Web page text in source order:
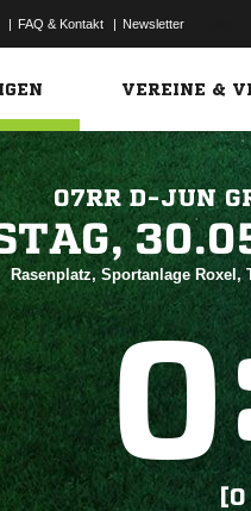
| FAQ & Kontakt | Newsletter
VEREINE &
07RR D-JUN
Rasenplatz, Sportanlage Roxel,
